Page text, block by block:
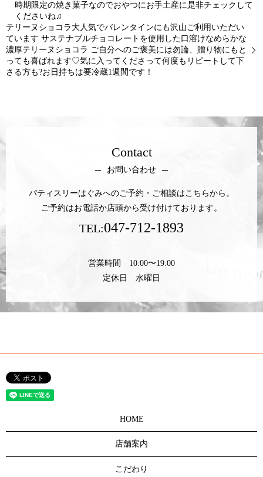
時期限定の焼き菓子なのでおやつにお手土産に是非チェックして
くださいね♫
テリーヌショコラ大人気でバレンタインにも沢山ご利用いただい
ています サステナブルチョコレートを使用した口溶けなめらかな
濃厚テリーヌショコラ ご自分へのご褒美には勿論、贈り物にもと
っても喜ばれます♡気に入ってくださって何度もリピートして下
さる方も?お日持ちは要冷蔵1週間です！
Contact
お問い合わせ
パティスリーはぐみへのご予約・ご相談はこちらから。
ご予約はお電話か店頭から受け付けております。
TEL:047-712-1893
営業時間 10:00〜19:00
定休日 水曜日
HOME
店舗案内
こだわり